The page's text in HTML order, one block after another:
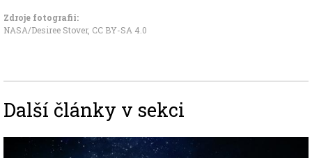
Zdroje fotografii:
NASA/Desiree Stover, CC BY-SA 4.0
Další články v sekci
Image